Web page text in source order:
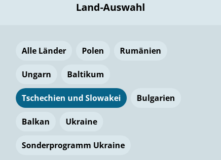
Land-Auswahl
Alle Länder Polen Rumänien
Ungarn Baltikum
Tschechien und Slowakei Bulgarien
Balkan Ukraine
Sonderprogramm Ukraine